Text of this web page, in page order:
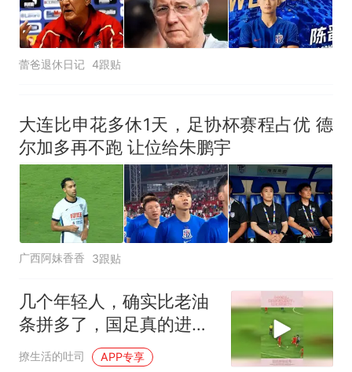
蕾爸退休日记 4跟贴
大连比申花多休1天，足协杯赛程占优 德
尔加多再不跑 让位给朱鹏宇
广西阿妹香香 3跟贴
几个年轻人，确实比老油
条拼多了，国足真的进步
了！
撩生活的吐司 APP专享